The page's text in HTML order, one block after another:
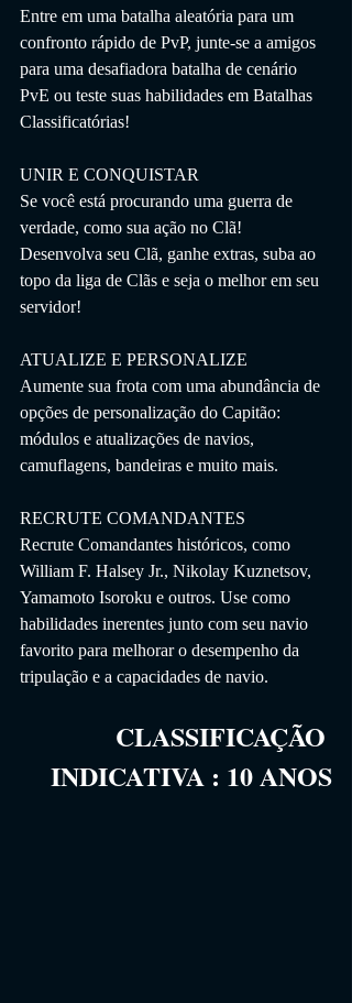
Entre em uma batalha aleatória para um
confronto rápido de PvP, junte-se a amigos
para uma desafiadora batalha de cenário
PvE ou teste suas habilidades em Batalhas
Classificatórias!
UNIR E CONQUISTAR
Se você está procurando uma guerra de
verdade, como sua ação no Clã!
Desenvolva seu Clã, ganhe extras, suba ao
topo da liga de Clãs e seja o melhor em seu
servidor!
ATUALIZE E PERSONALIZE
Aumente sua frota com uma abundância de
opções de personalização do Capitão:
módulos e atualizações de navios,
camuflagens, bandeiras e muito mais.
RECRUTE COMANDANTES
Recrute Comandantes históricos, como
William F. Halsey Jr., Nikolay Kuznetsov,
Yamamoto Isoroku e outros. Use como
habilidades inerentes junto com seu navio
favorito para melhorar o desempenho da
tripulação e a capacidades de navio.
CLASSIFICAÇÃO
INDICATIVA : 10 ANOS